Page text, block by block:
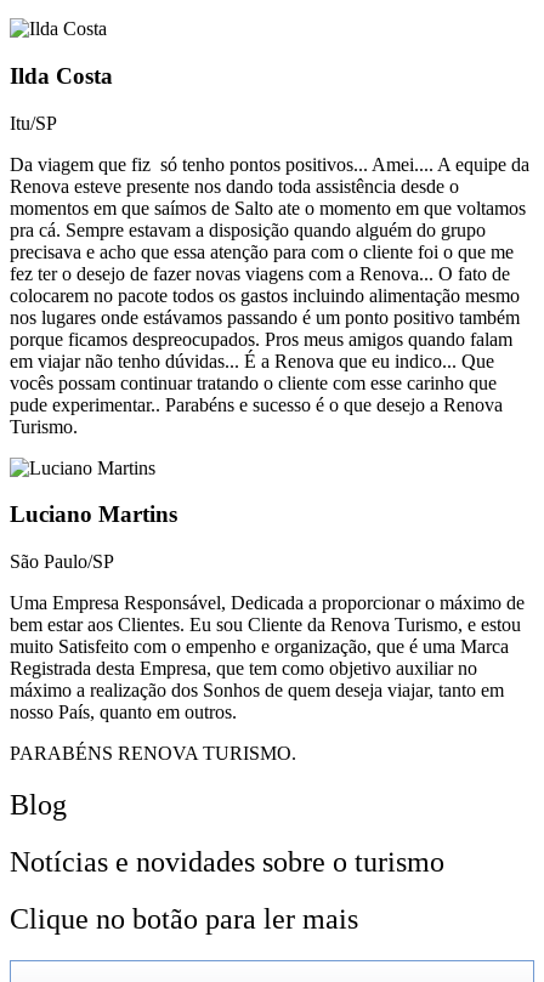
Ilda Costa
Itu/SP
Da viagem que fiz só tenho pontos positivos... Amei.... A equipe da
Renova esteve presente nos dando toda assistência desde o
momentos em que saímos de Salto ate o momento em que voltamos
pra cá. Sempre estavam a disposição quando alguém do grupo
precisava e acho que essa atenção para com o cliente foi o que me
fez ter o desejo de fazer novas viagens com a Renova... O fato de
colocarem no pacote todos os gastos incluindo alimentação mesmo
nos lugares onde estávamos passando é um ponto positivo também
porque ficamos despreocupados. Pros meus amigos quando falam
em viajar não tenho dúvidas... É a Renova que eu indico... Que
vocês possam continuar tratando o cliente com esse carinho que
pude experimentar.. Parabéns e sucesso é o que desejo a Renova
Turismo.
Luciano Martins
São Paulo/SP
Uma Empresa Responsável, Dedicada a proporcionar o máximo de
bem estar aos Clientes. Eu sou Cliente da Renova Turismo, e estou
muito Satisfeito com o empenho e organização, que é uma Marca
Registrada desta Empresa, que tem como objetivo auxiliar no
máximo a realização dos Sonhos de quem deseja viajar, tanto em
nosso País, quanto em outros.
PARABÉNS RENOVA TURISMO.
Blog
Notícias e novidades sobre o turismo
Clique no botão para ler mais